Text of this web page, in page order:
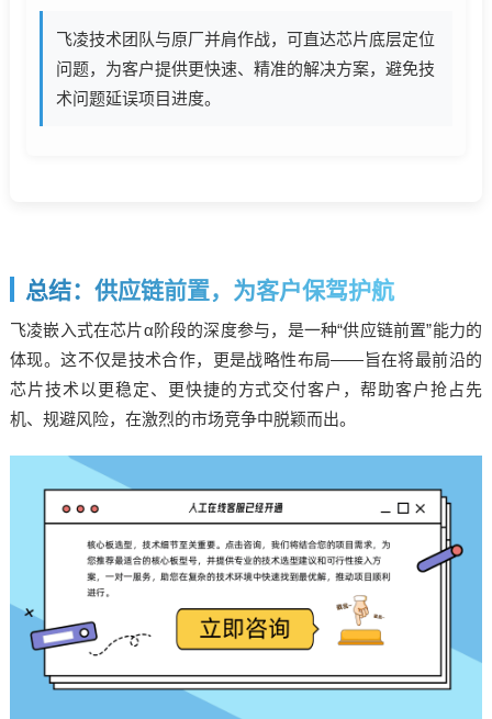
飞凌技术团队与原厂并肩作战，可直达芯片底层定位
问题，为客户提供更快速、精准的解决方案，避免技
术问题延误项目进度。
总结：供应链前置，为客户保驾护航
飞凌嵌入式在芯片α阶段的深度参与，是一种“供应链前置”能力的
体现。这不仅是技术合作，更是战略性布局——旨在将最前沿的
芯片技术以更稳定、更快捷的方式交付客户，帮助客户抢占先
机、规避风险，在激烈的市场竞争中脱颖而出。